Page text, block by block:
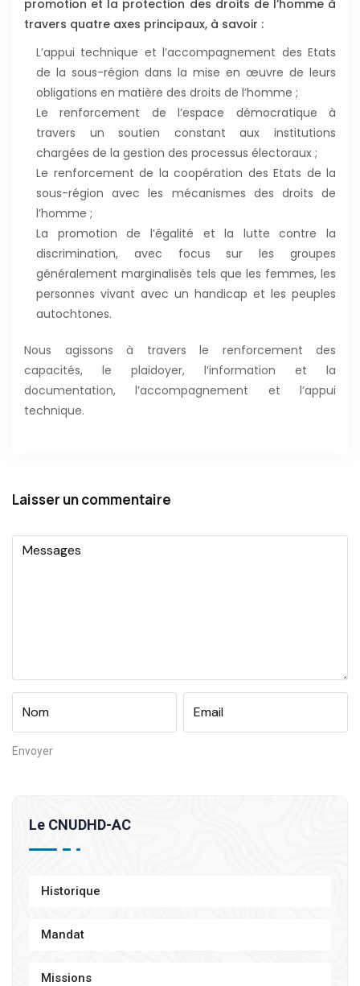
promotion et la protection des droits de l’homme à
travers quatre axes principaux, à savoir :
L’appui technique et l’accompagnement des Etats
de la sous-région dans la mise en œuvre de leurs
obligations en matière des droits de l’homme ;
Le renforcement de l’espace démocratique à
travers un soutien constant aux institutions
chargées de la gestion des processus électoraux ;
Le renforcement de la coopération des Etats de la
sous-région avec les mécanismes des droits de
l’homme ;
La promotion de l’égalité et la lutte contre la
discrimination, avec focus sur les groupes
généralement marginalisés tels que les femmes, les
personnes vivant avec un handicap et les peuples
autochtones.
Nous agissons à travers le renforcement des
capacités, le plaidoyer, l’information et la
documentation, l’accompagnement et l’appui
technique.
Laisser un commentaire
Le CNUDHD-AC
Historique
Mandat
Missions